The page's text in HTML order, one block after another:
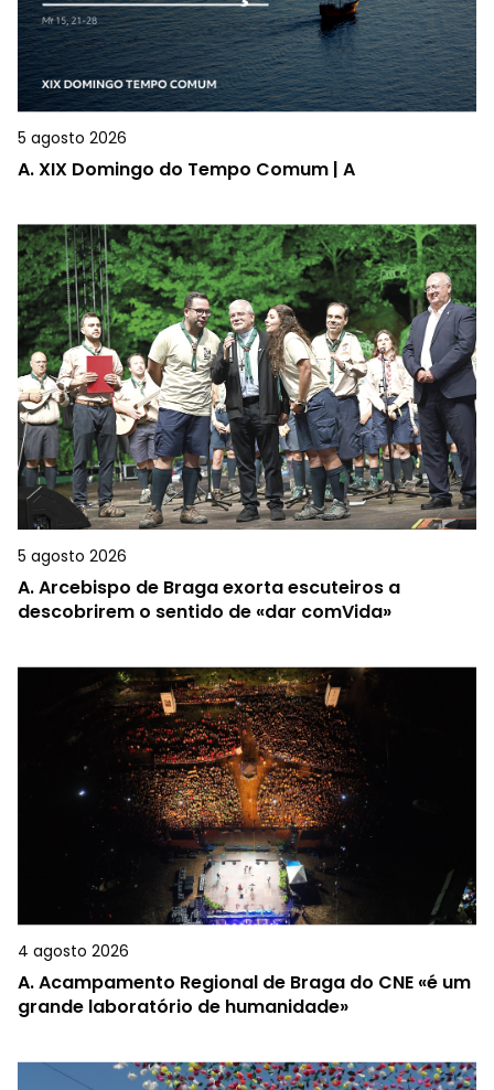
5 agosto 2026
A.XIX Domingo do Tempo Comum | A
5 agosto 2026
A.Arcebispo de Braga exorta escuteiros a
descobrirem o sentido de «dar comVida»
4 agosto 2026
A.Acampamento Regional de Braga do CNE «é um
grande laboratório de humanidade»